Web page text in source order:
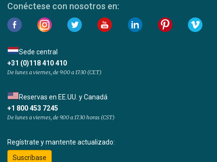
Conéctese con nosotros en:
Sede central
+31 (0)118 410 410
De lunes a viernes, de 9:00 a 17:30 (CET)
Reservas en EE.UU. y Canadá
+1 800 453 7245
De lunes a viernes, de 9.00 a 17.30 horas (CST)
Regístrate y mantente actualizado:
Suscríbase